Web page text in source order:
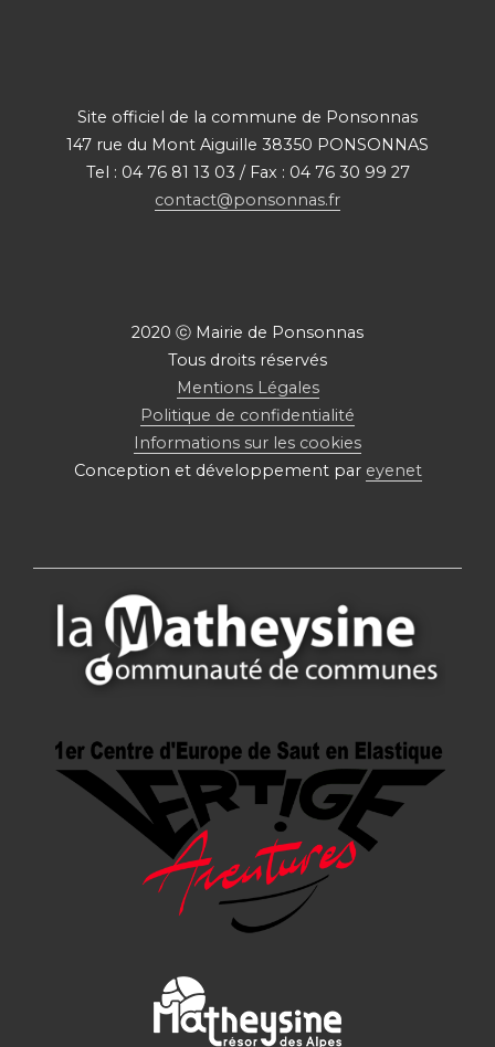
Site officiel de la commune de Ponsonnas
147 rue du Mont Aiguille 38350 PONSONNAS
Tel : 04 76 81 13 03 / Fax : 04 76 30 99 27
contact@ponsonnas.fr
2020 ⓒ Mairie de Ponsonnas
Tous droits réservés
Mentions Légales
Politique de confidentialité
Informations sur les cookies
Conception et développement par eyenet